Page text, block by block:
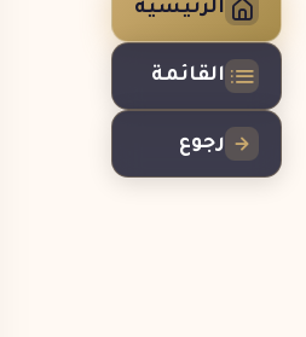
الرئيسية
القائمة
رجوع